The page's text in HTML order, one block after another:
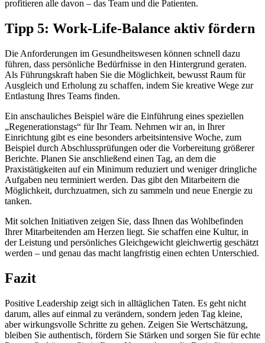
profitieren alle davon – das Team und die Patienten.
Tipp 5: Work-Life-Balance aktiv fördern
Die Anforderungen im Gesundheitswesen können schnell dazu
führen, dass persönliche Bedürfnisse in den Hintergrund geraten.
Als Führungskraft haben Sie die Möglichkeit, bewusst Raum für
Ausgleich und Erholung zu schaffen, indem Sie kreative Wege zur
Entlastung Ihres Teams finden.
Ein anschauliches Beispiel wäre die Einführung eines speziellen
„Regenerationstags“ für Ihr Team. Nehmen wir an, in Ihrer
Einrichtung gibt es eine besonders arbeitsintensive Woche, zum
Beispiel durch Abschlussprüfungen oder die Vorbereitung größerer
Berichte. Planen Sie anschließend einen Tag, an dem die
Praxistätigkeiten auf ein Minimum reduziert und weniger dringliche
Aufgaben neu terminiert werden. Das gibt den Mitarbeitern die
Möglichkeit, durchzuatmen, sich zu sammeln und neue Energie zu
tanken.
Mit solchen Initiativen zeigen Sie, dass Ihnen das Wohlbefinden
Ihrer Mitarbeitenden am Herzen liegt. Sie schaffen eine Kultur, in
der Leistung und persönliches Gleichgewicht gleichwertig geschätzt
werden – und genau das macht langfristig einen echten Unterschied.
Fazit
Positive Leadership zeigt sich in alltäglichen Taten. Es geht nicht
darum, alles auf einmal zu verändern, sondern jeden Tag kleine,
aber wirkungsvolle Schritte zu gehen. Zeigen Sie Wertschätzung,
bleiben Sie authentisch, fördern Sie Stärken und sorgen Sie für echte